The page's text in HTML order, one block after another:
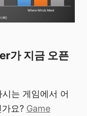
가 지금 오픈
는 게임에서 어
요? Game